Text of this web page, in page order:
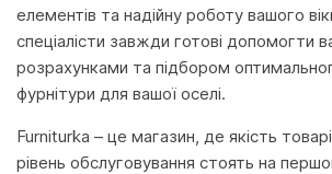
елементів та надійну роботу вашого
спеціалісти завжди готові допомогти
розрахунками та підбором
фурнітури для вашої оселі.
Furniturka – це магазин, де якість
рівень обслуговування стоять на